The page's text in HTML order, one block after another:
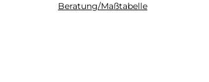
Beratung/Maßtabelle